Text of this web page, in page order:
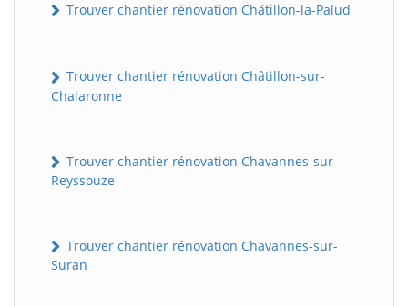
Trouver chantier rénovation Châtillon-la-Palud
Trouver chantier rénovation Châtillon-sur-
Chalaronne
Trouver chantier rénovation Chavannes-sur-
Reyssouze
Trouver chantier rénovation Chavannes-sur-
Suran